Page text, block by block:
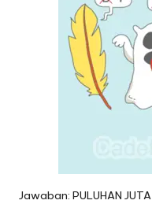
Jawaban: PULUHAN JUTA